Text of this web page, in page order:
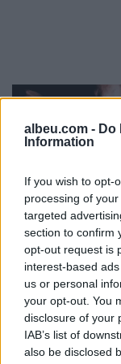
albeu.com - Do
Information
If you wish to opt-
processing of
targeted
section to confirm
opt-out request is
interest-based
us or personal
your opt-out. You
disclosure of your
IAB’s list of
also be disclosed
Kayserispor
sulm ish-dyshen
Tiranës, Florent
firmos në Turqi